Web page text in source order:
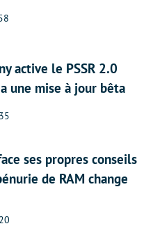
active le PSSR 2.0
une mise à jour bêta
ses propres conseils
de RAM change